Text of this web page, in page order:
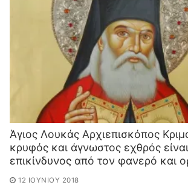
Άγιος Λουκάς Αρχιεπισκόπος
κρυφός και άγνωστος εχθρός
επικίνδυνο​ς από τον φανερό και
12 ΙΟΥΝΊΟΥ 2018